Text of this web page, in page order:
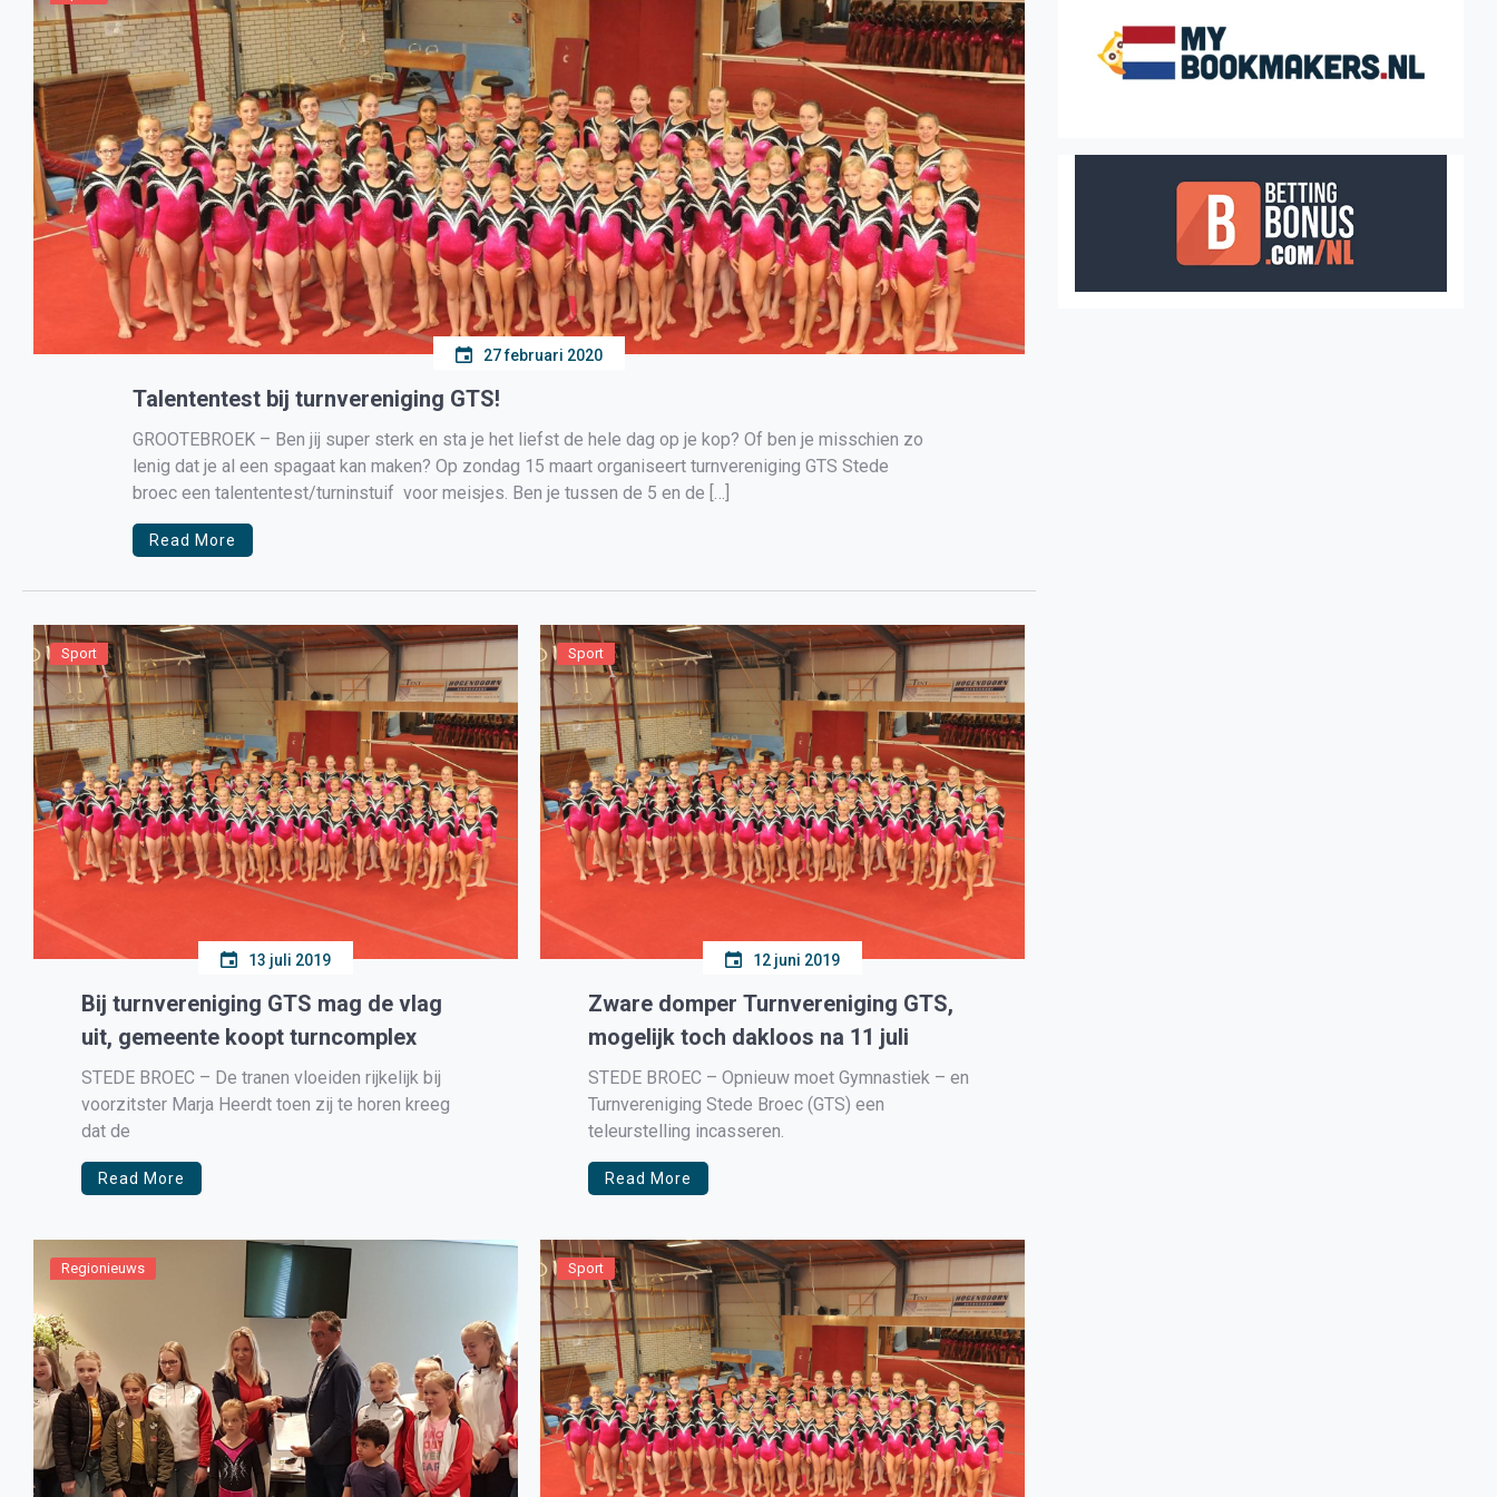
27 februari 2020
Talententest bij turnvereniging GTS!
GROOTEBROEK – Ben jij super sterk en sta je het liefst de hele dag op je kop? Of ben je misschien zo
lenig dat je al een spagaat kan maken? Op zondag 15 maart organiseert turnvereniging GTS Stede
broec een talententest/turninstuif voor meisjes. Ben je tussen de 5 en de […]
Read More
Sport
13 juli 2019
Bij turnvereniging GTS mag de vlag
uit, gemeente koopt turncomplex
STEDE BROEC – De tranen vloeiden rijkelijk bij
voorzitster Marja Heerdt toen zij te horen kreeg
dat de
Read More
Sport
12 juni 2019
Zware domper Turnvereniging GTS,
mogelijk toch dakloos na 11 juli
STEDE BROEC – Opnieuw moet Gymnastiek – en
Turnvereniging Stede Broec (GTS) een
teleurstelling incasseren.
Read More
Regionieuws Sport